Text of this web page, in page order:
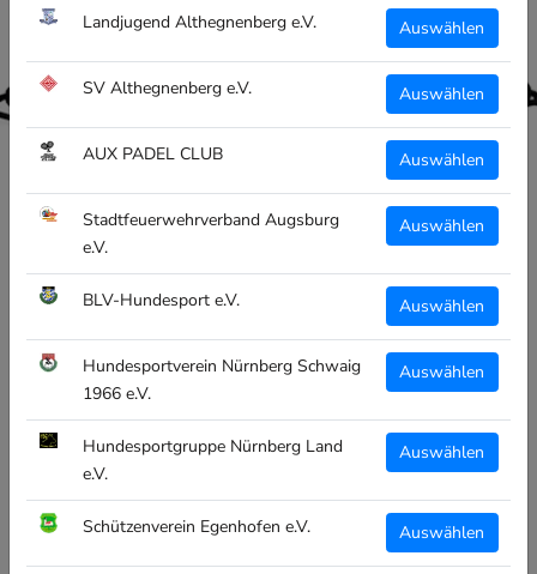
Landjugend Althegnenberg e.V. Auswählen
SV Althegnenberg e.V. Auswählen
AUX PADEL CLUB Auswählen
Stadtfeuerwehrverband Augsburg
e.V.
Auswählen
BLV-Hundesport e.V. Auswählen
Hundesportverein Nürnberg Schwaig
1966 e.V.
Auswählen
Hundesportgruppe Nürnberg Land
e.V.
Auswählen
Schützenverein Egenhofen e.V. Auswählen
CT GYMBAG - WEISS - TSV K
ÖNIGSBRUNN MÄNNER T
URNEN
€12,95
inkl. MwSt